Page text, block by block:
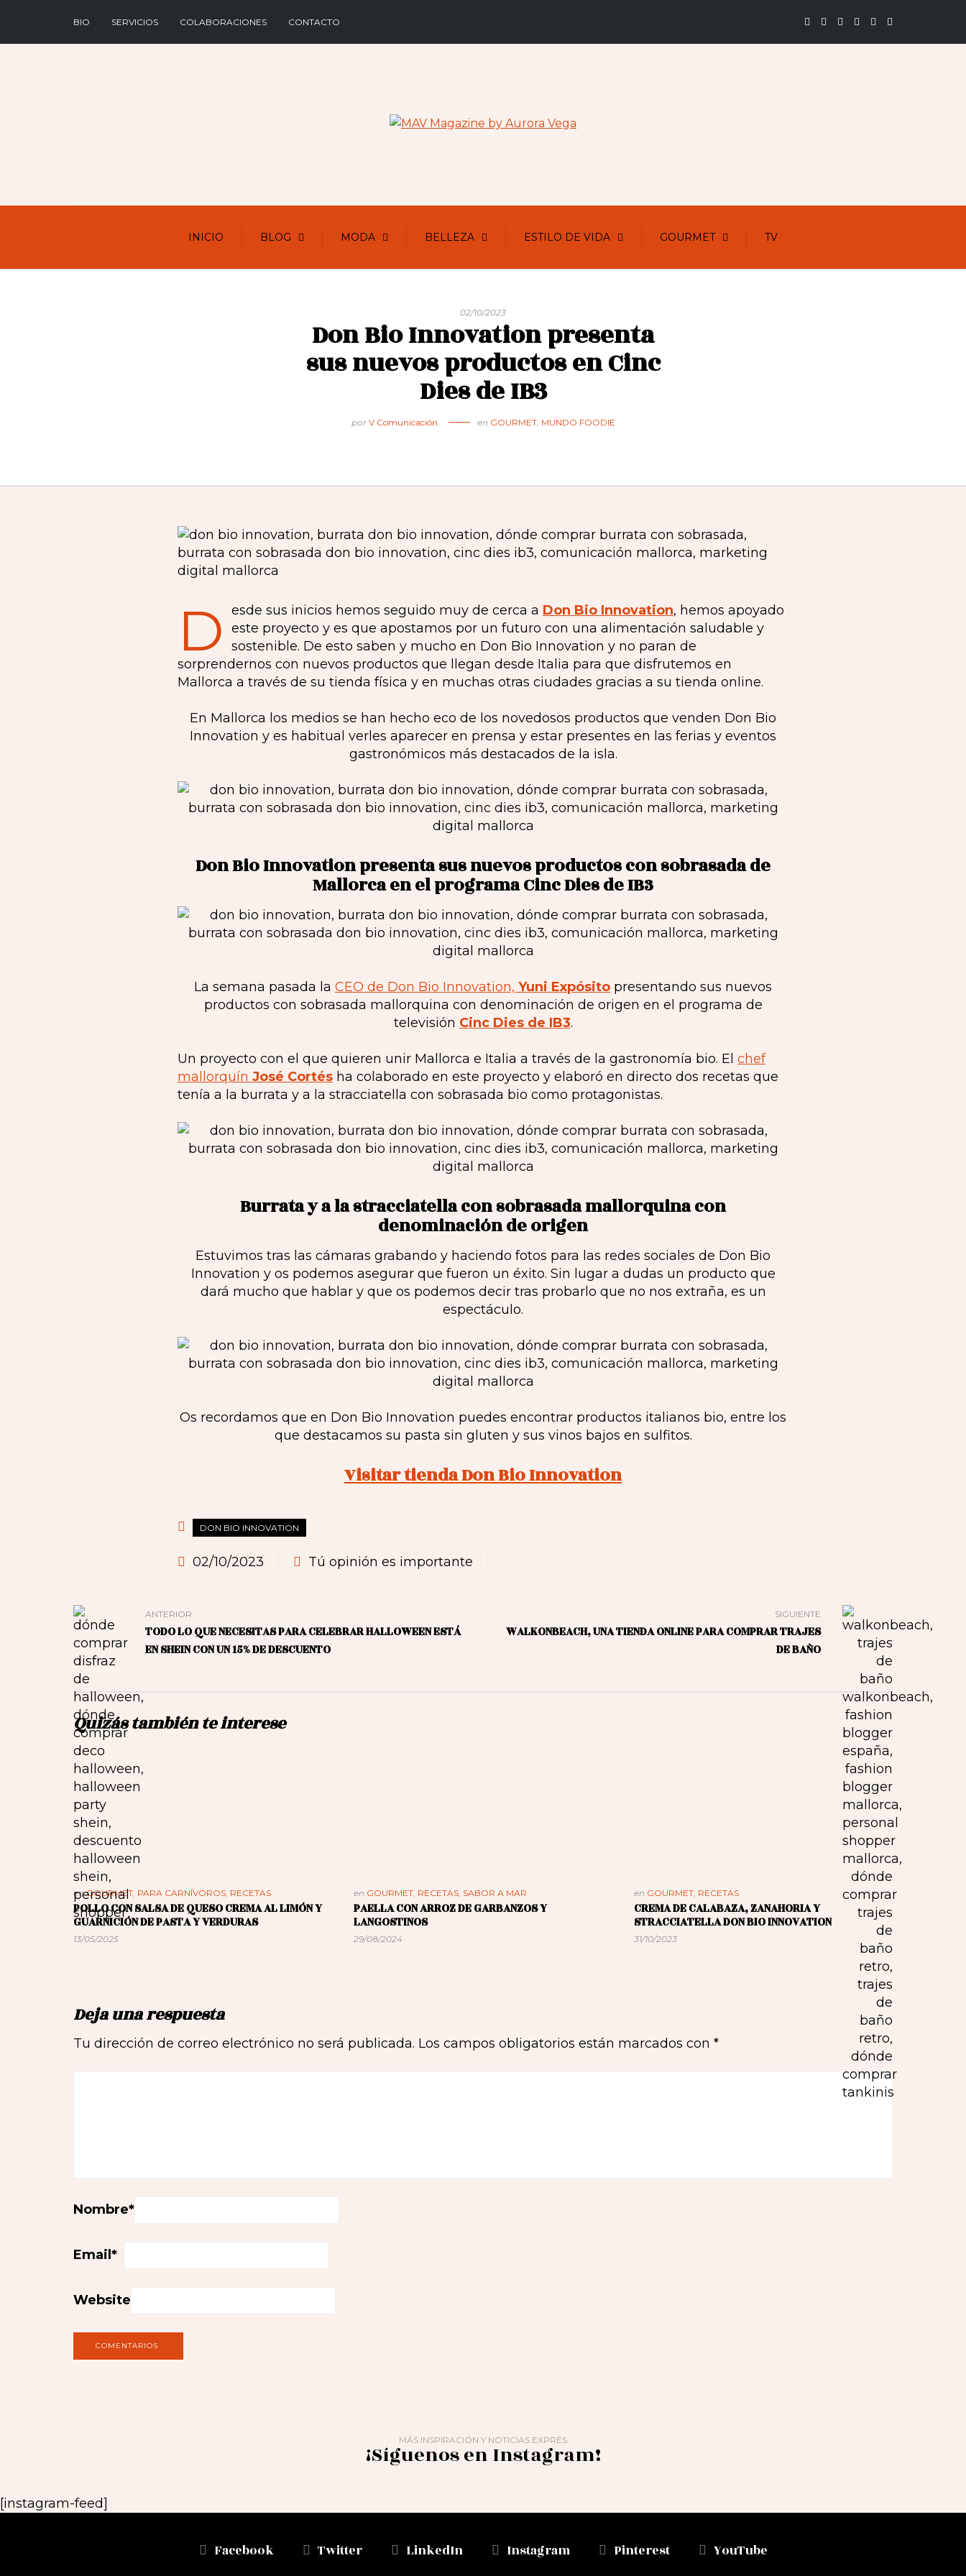
BIO SERVICIOS COLABORACIONES CONTACTO
INICIO BLOG MODA BELLEZA ESTILO DE VIDA GOURMET TV
02/10/2023
Don Bio Innovation presenta
sus nuevos productos en Cinc
Dies de IB3
por V Comunicación en GOURMET, MUNDO FOODIE
D esde sus inicios hemos seguido muy de cerca a Don Bio Innovation, hemos apoyado
este proyecto y es que apostamos por un futuro con una alimentación saludable y
sostenible. De esto saben y mucho en Don Bio Innovation y no paran de
sorprendernos con nuevos productos que llegan desde Italia para que disfrutemos en
Mallorca a través de su tienda física y en muchas otras ciudades gracias a su tienda online.
En Mallorca los medios se han hecho eco de los novedosos productos que venden Don Bio
Innovation y es habitual verles aparecer en prensa y estar presentes en las ferias y eventos
gastronómicos más destacados de la isla.
Don Bio Innovation presenta sus nuevos productos con sobrasada de
Mallorca en el programa Cinc Dies de IB3
La semana pasada la CEO de Don Bio Innovation, Yuni Expósito presentando sus nuevos
productos con sobrasada mallorquina con denominación de origen en el programa de
televisión Cinc Dies de IB3.
Un proyecto con el que quieren unir Mallorca e Italia a través de la gastronomía bio. El chef
mallorquín José Cortés ha colaborado en este proyecto y elaboró en directo dos recetas que
tenía a la burrata y a la stracciatella con sobrasada bio como protagonistas.
Burrata y a la stracciatella con sobrasada mallorquina con
denominación de origen
Estuvimos tras las cámaras grabando y haciendo fotos para las redes sociales de Don Bio
Innovation y os podemos asegurar que fueron un éxito. Sin lugar a dudas un producto que
dará mucho que hablar y que os podemos decir tras probarlo que no nos extraña, es un
espectáculo.
Os recordamos que en Don Bio Innovation puedes encontrar productos italianos bio, entre los
que destacamos su pasta sin gluten y sus vinos bajos en sulfitos.
Visitar tienda Don Bio Innovation
DON BIO INNOVATION
02/10/2023 Tú opinión es importante
ANTERIOR
TODO LO QUE NECESITAS PARA CELEBRAR HALLOWEEN ESTÁ
EN SHEIN CON UN 15% DE DESCUENTO
SIGUIENTE
WALKONBEACH, UNA TIENDA ONLINE PARA COMPRAR TRAJES
DE BAÑO
Quizás también te interese
enGOURMET, PARA CARNÍVOROS, RECETAS
POLLO CON SALSA DE QUESO CREMA AL LIMÓN Y
GUARNICIÓN DE PASTA Y VERDURAS
13/05/2025
en GOURMET, RECETAS, SABOR A MAR
PAELLA CON ARROZ DE GARBANZOS Y
LANGOSTINOS
29/08/2024
en GOURMET, RECETAS
CREMA DE CALABAZA, ZANAHORIA Y
STRACCIATELLA DON BIO INNOVATION
31/10/2023
Deja una respuesta
Tu dirección de correo electrónico no será publicada. Los campos obligatorios están marcados con *
Nombre*
Email *
Website
MÁS INSPIRACIÓN Y NOTICIAS EXPRÉS
¡Síguenos en Instagram!
[instagram-feed]
Facebook Twitter LinkedIn Instagram Pinterest YouTube